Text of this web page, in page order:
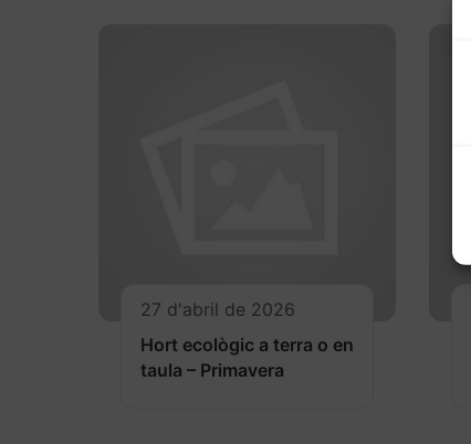
27 d'abril de 2026
Hort ecològic a terra o en
taula – Primavera